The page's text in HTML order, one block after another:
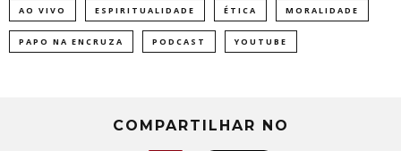
AO VIVO ESPIRITUALIDADE ÉTICA MORALIDADE
PAPO NA ENCRUZA PODCAST YOUTUBE
COMPARTILHAR NO